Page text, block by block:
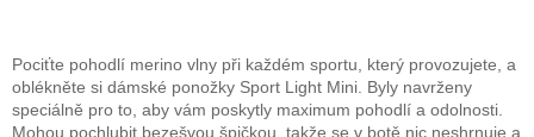
Pociťte pohodlí merino vlny při každém sportu, který provozujete, a
oblékněte si dámské ponožky Sport Light Mini. Byly navrženy
speciálně pro to, aby vám poskytly maximum pohodlí a odolnosti.
Mohou pochlubit bezešvou špičkou, takže se v botě nic neshrnuje a